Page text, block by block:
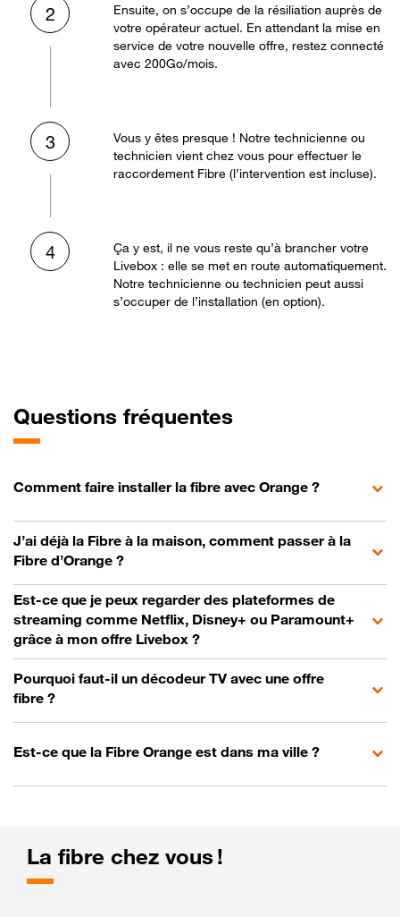
2
Ensuite, on s’occupe de la résiliation auprès de
votre opérateur actuel. En attendant la mise en
service de votre nouvelle offre, restez connecté
avec 200Go/mois.
3
Vous y êtes presque ! Notre technicienne ou
technicien vient chez vous pour effectuer le
raccordement Fibre (l’intervention est incluse).
4
Ça y est, il ne vous reste qu’à brancher votre
Livebox : elle se met en route automatiquement.
Notre technicienne ou technicien peut aussi
s’occuper de l’installation (en option).
Questions fréquentes
Comment faire installer la fibre avec Orange ?
J’ai déjà la Fibre à la maison, comment passer à la
Fibre d’Orange ?
Est-ce que je peux regarder des plateformes de
streaming comme Netflix, Disney+ ou Paramount+
grâce à mon offre Livebox ?
Pourquoi faut-il un décodeur TV avec une offre
fibre ?
Est-ce que la Fibre Orange est dans ma ville ?
La fibre chez vous !